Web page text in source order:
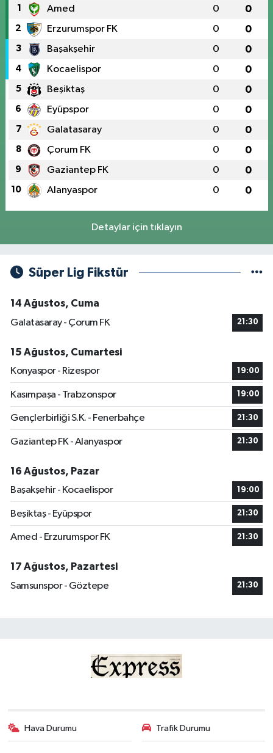
1 Amed 0 0
2 Erzurumspor FK 0 0
3 Başakşehir 0 0
4 Kocaelispor 0 0
5 Beşiktaş 0 0
6 Eyüpspor 0 0
7 Galatasaray 0 0
8 Çorum FK 0 0
9 Gaziantep FK 0 0
10 Alanyaspor 0 0
Detaylar için tıklayın
Süper Lig Fikstür
14 Ağustos, Cuma
Galatasaray - Çorum FK
21:30
15 Ağustos, Cumartesi
Konyaspor - Rizespor
19:00
Kasımpaşa - Trabzonspor 19:00
Gençlerbirliği S.K. - Fenerbahçe 21:30
Gaziantep FK - Alanyaspor 21:30
16 Ağustos, Pazar
Başakşehir - Kocaelispor
19:00
Beşiktaş - Eyüpspor 21:30
Amed - Erzurumspor FK 21:30
17 Ağustos, Pazartesi
Samsunspor - Göztepe
21:30
Hava Durumu Trafik Durumu